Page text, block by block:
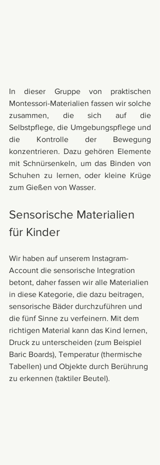
In dieser Gruppe von praktischen
Montessori-Materialien fassen wir solche
zusammen, die sich auf die
Selbstpflege, die Umgebungspflege und
die Kontrolle der Bewegung
konzentrieren. Dazu gehören Elemente
mit Schnürsenkeln, um das Binden von
Schuhen zu lernen, oder kleine Krüge
zum Gießen von Wasser.
Sensorische Materialien
für Kinder
Wir haben auf unserem Instagram-
Account die sensorische Integration
betont, daher fassen wir alle Materialien
in diese Kategorie, die dazu beitragen,
sensorische Bäder durchzuführen und
die fünf Sinne zu verfeinern. Mit dem
richtigen Material kann das Kind lernen,
Druck zu unterscheiden (zum Beispiel
Baric Boards), Temperatur (thermische
Tabellen) und Objekte durch Berührung
zu erkennen (taktiler Beutel).